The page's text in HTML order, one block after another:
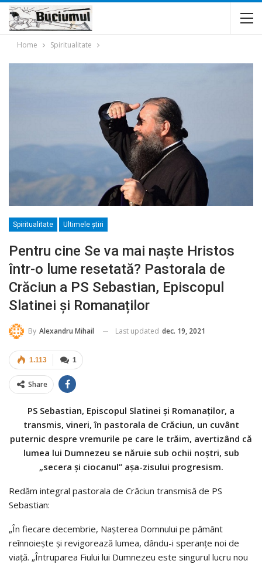
Home Spiritualitate
Spiritualitate Ultimele ştiri
Pentru cine Se va mai naște Hristos
într-o lume resetată? Pastorala de
Crăciun a PS Sebastian, Episcopul
Slatinei și Romanaților
By Alexandru Mihail Last updated dec. 19, 2021
1
1.113
Share
PS Sebastian, Episcopul Slatinei și Romanaților, a
transmis, vineri, în pastorala de Crăciun, un cuvânt
puternic despre vremurile pe care le trăim, avertizând că
lumea lui Dumnezeu se năruie sub ochii noștri, sub
„secera și ciocanul” așa-zisului progresism.
Redăm integral pastorala de Crăciun transmisă de PS
Sebastian:
„În fiecare decembrie, Nașterea Domnului pe pământ
reînnoiește și revigorează lumea, dându-i speranțe noi de
viață. „Întruparea Fiului lui Dumnezeu este singurul lucru nou